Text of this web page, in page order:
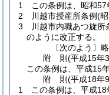
1
この条例は、昭和57
2
川越市授産所条例(
3
川越市内職あつ旋所
のように改正する。
〔次のよう〕略
附 則(平成15年
この条例は、平成15
附 則(平成18年
1
この条例は、平成18